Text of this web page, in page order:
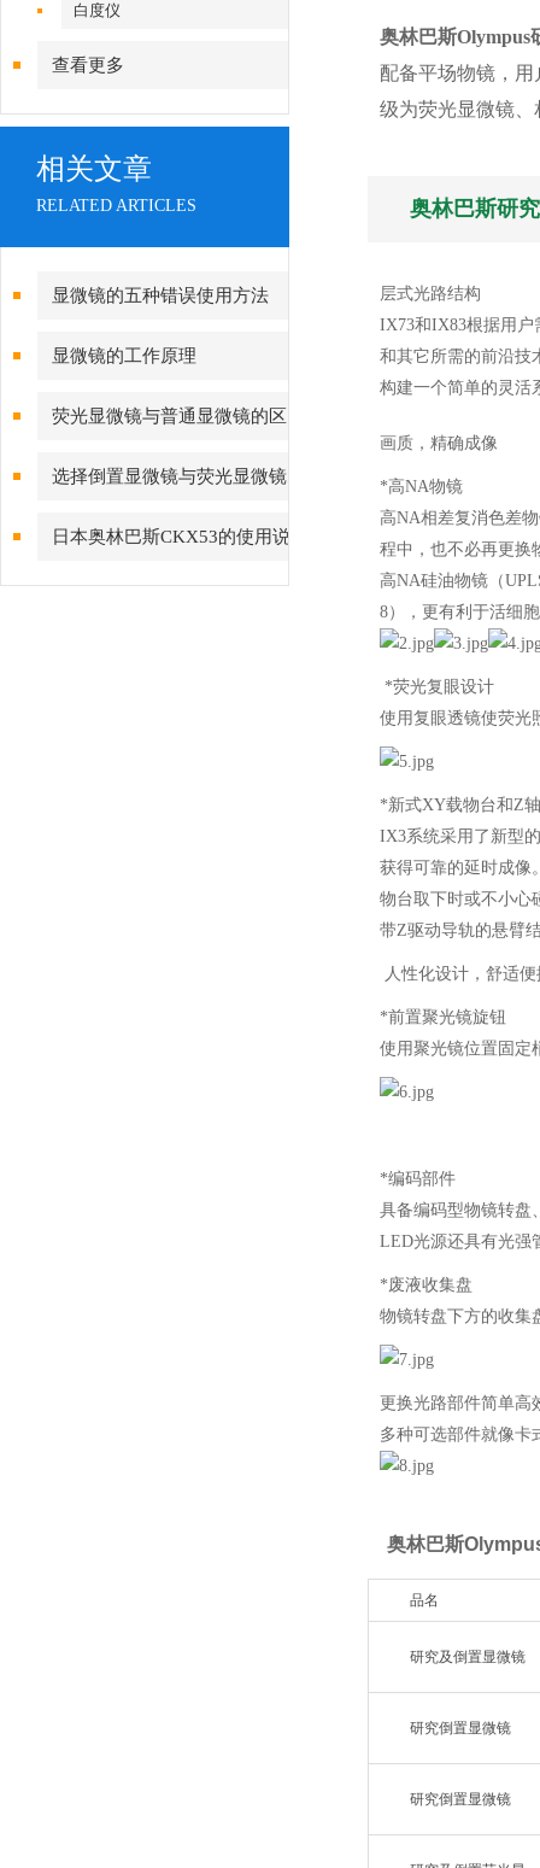
白度仪
查看更多
相关文章
RELATED ARTICLES
显微镜的五种错误使用方法
显微镜的工作原理
荧光显微镜与普通显微镜的区
别
选择倒置显微镜与荧光显微镜
考虑几点
日本奥林巴斯CKX53的使用说
明
奥林巴斯Olympus
配备平场物镜，
级为荧光显微镜
奥林巴斯研
层式光路结构
IX73和IX83根据用户
和其它所需的前沿技
构建一个简单的灵活
画质，精确成像
*高NA物镜
高NA相差复消色差
程中，也不必再更换
高NA硅油物镜（
8），更有利于活细
*荧光复眼设计
使用复眼透镜使荧光
*新式XY载物台和Z轴
IX3系统采用了新型
获得可靠的延时成像
物台取下时或不小心
带Z驱动导轨的悬臂
人性化设计，舒适
*前置聚光镜旋钮
使用聚光镜位置固定
*编码部件
具备编码型物镜转盘
LED光源还具有光强
*废液收集盘
物镜转盘下方的收集
更换光路部件简单高
多种可选部件就像卡
奥林巴斯
品名
研究及倒置显微镜
研究倒置显微镜
研究倒置显微镜